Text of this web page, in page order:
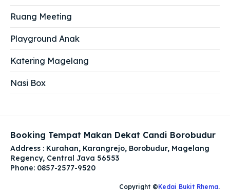
Ruang Meeting
Playground Anak
Katering Magelang
Nasi Box
Booking Tempat Makan Dekat Candi Borobudur
Address : Kurahan, Karangrejo, Borobudur, Magelang
Regency, Central Java 56553
Phone: 0857-2577-9520
Copyright ©Kedai Bukit Rhema.